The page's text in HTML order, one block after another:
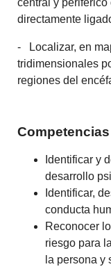
central y
directamente
- Localizar, en
tridimensionales
regiones del
Competencias
Identificar y
desarrollo
Identificar,
conducta
Reconocer
riesgo para
la persona y